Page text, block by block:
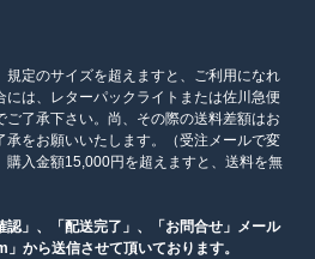
定のサイズを超えますと、ご利用になれ
は、レターパックライトまたは佐川急便
ご了承下さい。尚、その際の送料差額はお
をお願いいたします。（受注メールで変
購入金額15,000円を超えますと、送料を無
」、「配送完了」、「お問合せ」メール
から送信させて頂いております。